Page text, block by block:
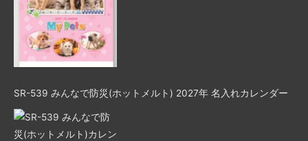
SR-539 みんなで防災(ホットメルト) 2027年 名入れカレンダー